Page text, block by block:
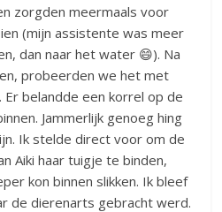
zorgden meermaals voor
(mijn assistente was meer
dan naar het water 😄). Na
probeerden we het met
belandde een korrel op de
Jammerlijk genoeg hing
Ik stelde direct voor om de
Aiki haar tuigje te binden,
kon binnen slikken. Ik bleef
de dierenarts gebracht werd.